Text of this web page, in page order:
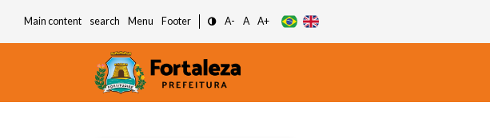
Main content search Menu Footer A- A A+